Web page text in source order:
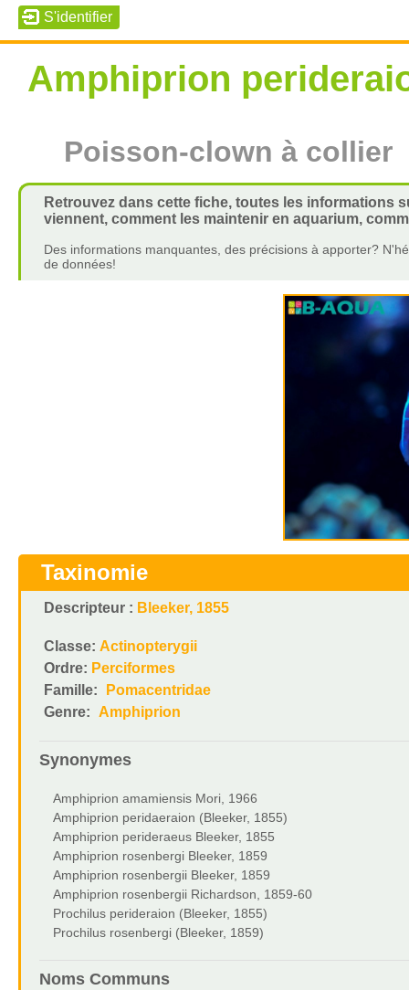
Amphiprion
Poisson-clown à collier
Retrouvez dans cette fiche, toutes les informations
viennent, comment les maintenir en aquarium,
Des informations manquantes, des précisions à apporter?
de données!
Taxinomie
Descripteur : Bleeker, 1855
Classe: Actinopterygii
Ordre: Perciformes
Famille:
Pomacentridae
Genre: Amphiprion
Synonymes
Amphiprion amamiensis Mori, 1966
Amphiprion peridaeraion (Bleeker, 1855)
Amphiprion perideraeus Bleeker, 1855
Amphiprion rosenbergi Bleeker, 1859
Amphiprion rosenbergii Bleeker, 1859
Amphiprion rosenbergii Richardson, 1859-60
Prochilus perideraion (Bleeker, 1855)
Prochilus rosenbergi (Bleeker, 1859)
Noms Communs